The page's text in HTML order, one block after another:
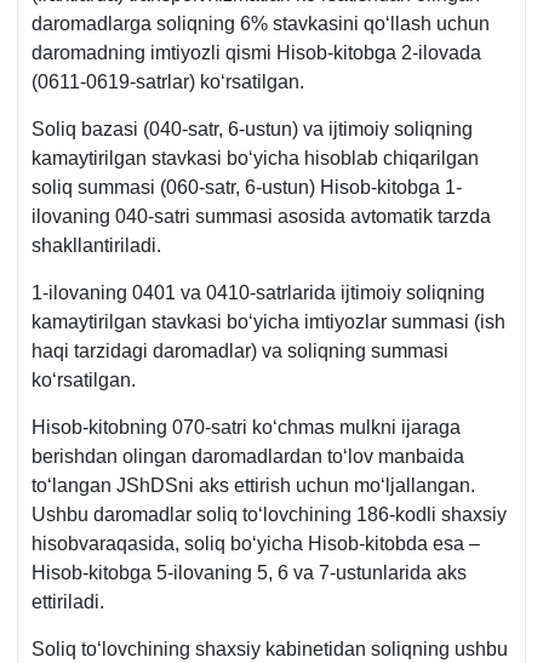
daromadlarga soliqning 6% stavkasini qoʻllash uchun
daromadning imtiyozli qismi Hisob-kitobga 2-ilovada
(0611-0619-satrlar) koʻrsatilgan.
Soliq bazasi (040-satr, 6-ustun) va ijtimoiy soliqning
kamaytirilgan stavkasi boʻyicha hisoblab chiqarilgan
soliq summasi (060-satr, 6-ustun) Hisob-kitobga 1-
ilovaning 040-satri summasi asosida avtomatik tarzda
shakllantiriladi.
1-ilovaning 0401 va 0410-satrlarida ijtimoiy soliqning
kamaytirilgan stavkasi boʻyicha imtiyozlar summasi (ish
haqi tarzidagi daromadlar) va soliqning summasi
koʻrsatilgan.
Hisob-kitobning 070-satri koʻchmas mulkni ijaraga
berishdan olingan daromadlardan toʻlov manbaida
toʻlangan JShDSni aks ettirish uchun moʻljallangan.
Ushbu daromadlar soliq toʻlovchining 186-kodli shaхsiy
hisobvaraqasida, soliq boʻyicha Hisob-kitobda esa –
Hisob-kitobga 5-ilovaning 5, 6 va 7-ustunlarida aks
ettiriladi.
Soliq toʻlovchining shaхsiy kabinetidan soliqning ushbu